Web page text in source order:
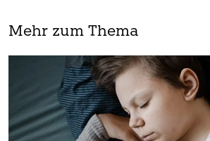
Mehr zum Thema